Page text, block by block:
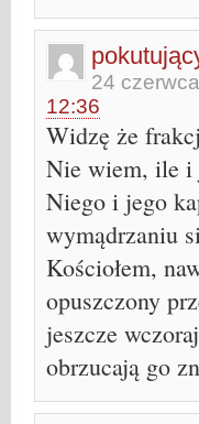
24
12:36
Widzę że
Nie wiem, ile i
Niego i jego
wymądrzaniu
Kościołem,
opuszczony
jeszcze
obrzucają go